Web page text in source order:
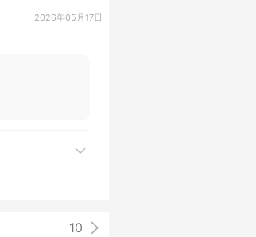
2026年05月17日
10